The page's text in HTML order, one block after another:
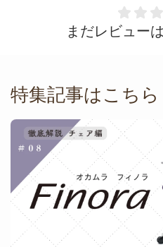
まだレビュー
特集記事はこちら